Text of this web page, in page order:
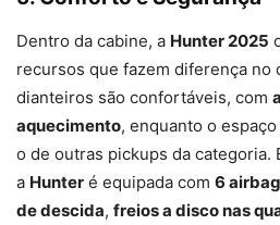
Dentro da cabine, a Hunter 2025
recursos que fazem diferença no
dianteiros são confortáveis, com
aquecimento, enquanto o
o de outras pickups da categoria.
a Hunter é equipada com 6
de descida, freios a disco nas